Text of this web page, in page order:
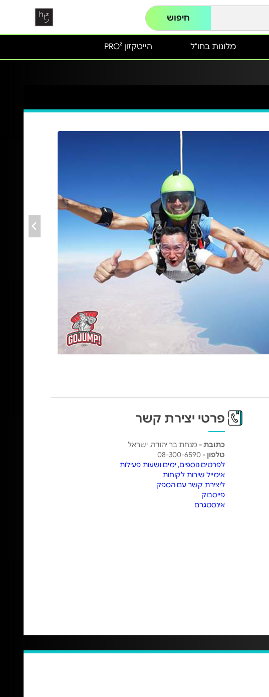
חיפוש
הייטקזון PRO² מלונות בחו"ל
פרטי יצירת קשר
כתובת - מנחת בר יהודה, ישראל
טלפון -08-300-6590
לפרטים נוספים, ימים ושעות פעילות
אימייל שירות לקוחות
ליצירת קשר עם הספק
פייסבוק
אינסטגרם